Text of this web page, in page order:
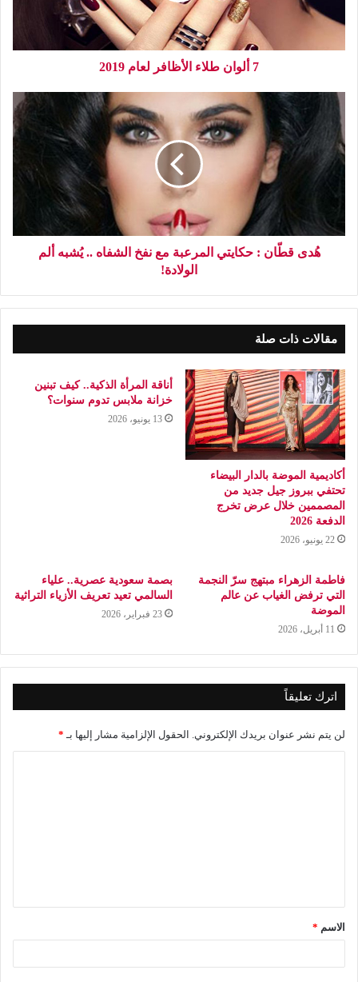
7 ألوان طلاء الأظافر لعام 2019
هُدى قطّان : حكايتي المرعبة مع نفخ الشفاه .. يُشبه ألم
الولادة!
مقالات ذات صلة
أكاديمية الموضة بالدار البيضاء
تحتفي ببروز جيل جديد من
المصممين خلال عرض تخرج
الدفعة 2026
22 يونيو، 2026
أناقة المرأة الذكية.. كيف تبنين
خزانة ملابس تدوم سنوات؟
13 يونيو، 2026
فاطمة الزهراء مبتهج سرّ النجمة
التي ترفض الغياب عن عالم
الموضة
11 أبريل، 2026
بصمة سعودية عصرية.. علياء
السالمي تعيد تعريف الأزياء التراثية
23 فبراير، 2026
اترك تعليقاً
لن يتم نشر عنوان بريدك الإلكتروني. الحقول الإلزامية مشار إليها بـ *
ق
*الاسم *